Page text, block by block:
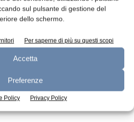
sul pulsante di gestione del
dello schermo.
Per saperne di più su questi scopi
Accetta
Preferenze
Policy Privacy Policy
n.6 - Giugno 2026 n.5 - Maggio 2026